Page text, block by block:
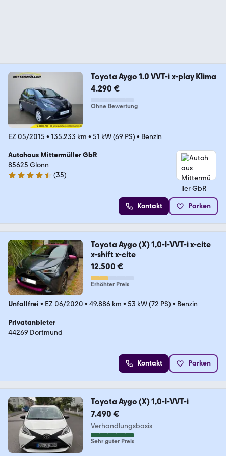
Toyota Aygo 1.0 VVT-i x-play Klima
4.290 €
Ohne Bewertung
EZ 05/2015 • 135.233 km • 51 kW (69 PS) • Benzin
Autohaus Mittermüller GbR
85625 Glonn
4.5 Sterne
(35)
Kontakt Parken
Toyota Aygo (X) 1,0-l-VVT-i x-cite
x-shift x-cite
12.500 €
Erhöhter Preis
Unfallfrei • EZ 06/2020 • 49.886 km • 53 kW (72 PS) • Benzin
Privatanbieter
44269 Dortmund
Kontakt Parken
Toyota Aygo (X) 1,0-l-VVT-i
7.490 €
Verhandlungsbasis
Sehr guter Preis